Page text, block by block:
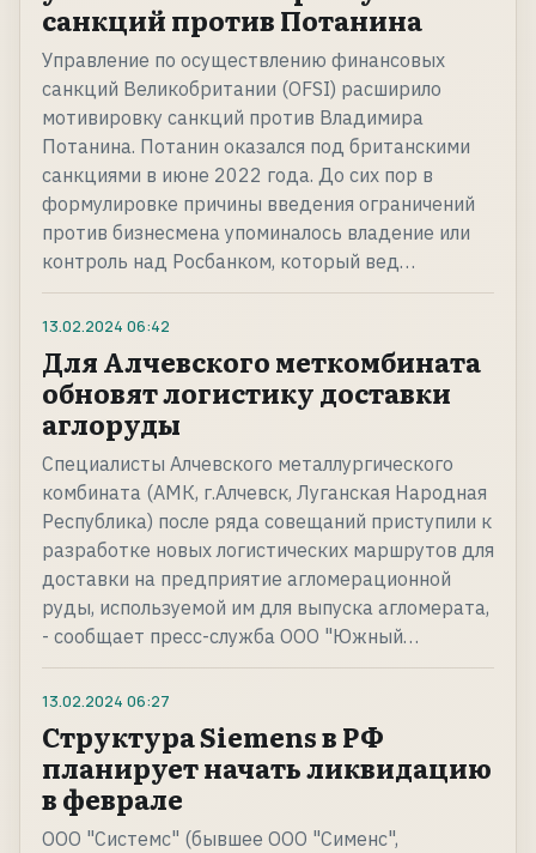
санкций против Потанина
Управление по осуществлению финансовых
санкций Великобритании (OFSI) расширило
мотивировку санкций против Владимира
Потанина. Потанин оказался под британскими
санкциями в июне 2022 года. До сих пор в
формулировке причины введения ограничений
против бизнесмена упоминалось владение или
контроль над Росбанком, который вед…
13.02.2024 06:42
Для Алчевского меткомбината
обновят логистику доставки
аглоруды
Специалисты Алчевского металлургического
комбината (АМК, г.Алчевск, Луганская Народная
Республика) после ряда совещаний приступили к
разработке новых логистических маршрутов для
доставки на предприятие агломерационной
руды, используемой им для выпуска агломерата,
- сообщает пресс-служба ООО "Южный…
13.02.2024 06:27
Структура Siemens в РФ
планирует начать ликвидацию
в феврале
ООО "Системс" (бывшее ООО "Сименс",